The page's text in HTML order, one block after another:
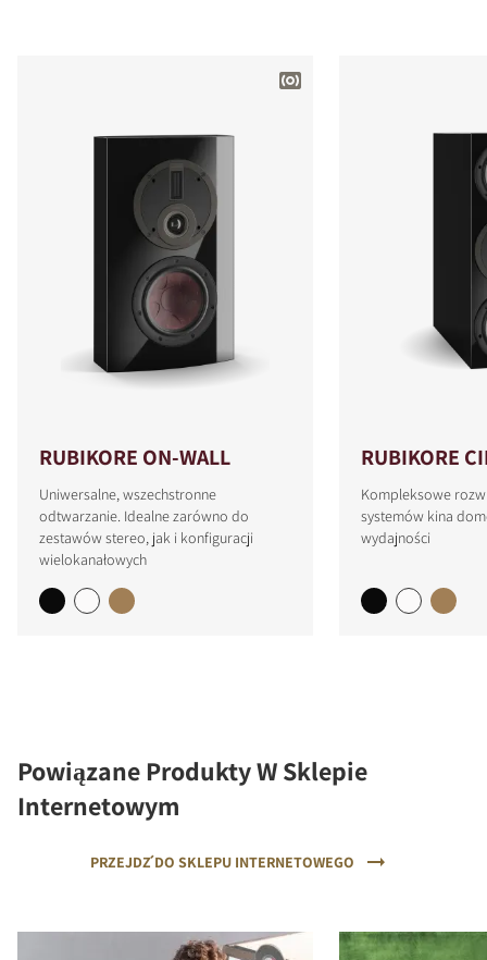
RUBIKORE ON-WALL
Uniwersalne, wszechstronne
odtwarzanie. Idealne zarówno do
zestawów stereo, jak i konfiguracji
wielokanałowych
RUBIKORE
Kompleksowe
systemów kina
wydajności
Powiązane Produkty W Sklepie
Internetowym
PRZEJDŹ DO SKLEPU INTERNETOWEGO